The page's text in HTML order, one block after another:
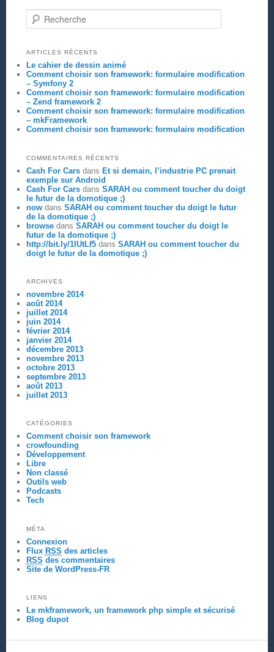
Recherche
ARTICLES RÉCENTS
Le cahier de dessin animé
Comment choisir son framework: formulaire modification
– Symfony 2
Comment choisir son framework: formulaire modification
– Zend framework 2
Comment choisir son framework: formulaire modification
– mkFramework
Comment choisir son framework: formulaire modification
COMMENTAIRES RÉCENTS
Cash For Carsdans Et si demain, l’industrie PC prenait
exemple sur Android
Cash For Carsdans SARAH ou comment toucher du doigt
le futur de la domotique ;)
nowdans SARAH ou comment toucher du doigt le futur
de la domotique ;)
browsedans SARAH ou comment toucher du doigt le
futur de la domotique ;)
http://bit.ly/1IUtLf5dans SARAH ou comment toucher du
doigt le futur de la domotique ;)
ARCHIVES
novembre 2014
août 2014
juillet 2014
juin 2014
février 2014
janvier 2014
décembre 2013
novembre 2013
octobre 2013
septembre 2013
août 2013
juillet 2013
CATÉGORIES
Comment choisir son framework
crowfounding
Développement
Libre
Non classé
Outils web
Podcasts
Tech
MÉTA
Connexion
Flux RSS des articles
RSS des commentaires
Site de WordPress-FR
LIENS
Le mkframework, un framework php simple et sécurisé
Blog dupot